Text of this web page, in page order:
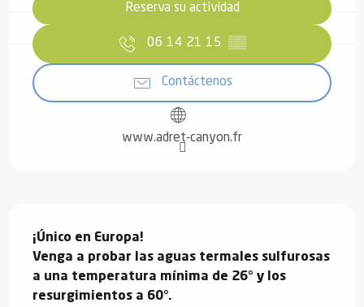
Reserva su actividad
06 14 21 15 ▒▒
Contáctenos
www.adret-canyon.fr
¡Único en Europa!
Venga a probar las aguas termales sulfurosas
a una temperatura mínima de 26° y los
resurgimientos a 60°.